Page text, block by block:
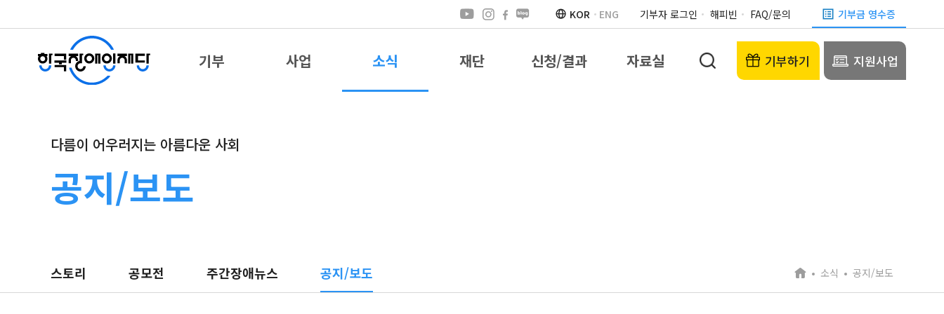
KOR ENG 기부자 로그인 해피빈 FAQ/문의 기부금 영수증
기부 사업 소식 재단 신청/결과 자료실 기부하기 지원사업
다름이 어우러지는 아름다운 사회
공지/보도
스토리 공모전 주간장애뉴스 공지/보도 소식 공지/보도